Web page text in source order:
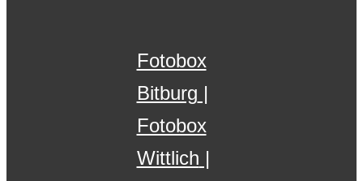
Fotobox
Bitburg
Fotobox
Wittlich